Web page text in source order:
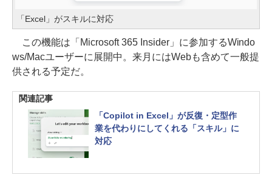
「Excel」がスキルに対応
この機能は「Microsoft 365 Insider」に参加するWindo
ws/Macユーザーに展開中。来月にはWebも含めて一般提
供される予定だ。
関連記事
「Copilot in Excel」が反復・定型作
業を代わりにしてくれる「スキル」に
対応